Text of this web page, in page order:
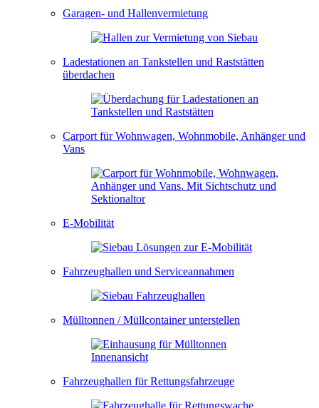
Garagen- und Hallenvermietung
Ladestationen an Tankstellen und Raststätten
überdachen
Carport für Wohnwagen, Wohnmobile, Anhänger und
Vans
E-Mobilität
Fahrzeughallen und Serviceannahmen
Mülltonnen / Müllcontainer unterstellen
Fahrzeughallen für Rettungsfahrzeuge